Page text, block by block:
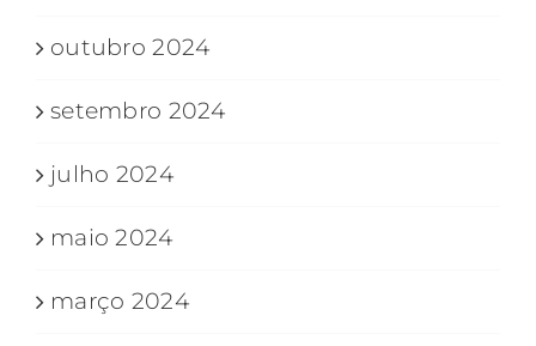
outubro 2024
setembro 2024
julho 2024
maio 2024
março 2024